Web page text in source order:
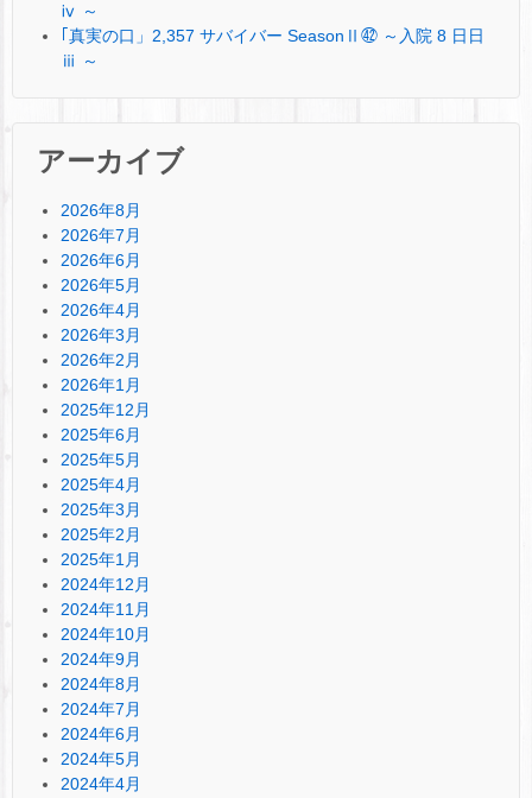
ⅳ ～
｢真実の口」2,357 サバイバー SeasonⅡ㊷ ～入院 8 日日
ⅲ ～
アーカイブ
2026年8月
2026年7月
2026年6月
2026年5月
2026年4月
2026年3月
2026年2月
2026年1月
2025年12月
2025年6月
2025年5月
2025年4月
2025年3月
2025年2月
2025年1月
2024年12月
2024年11月
2024年10月
2024年9月
2024年8月
2024年7月
2024年6月
2024年5月
2024年4月